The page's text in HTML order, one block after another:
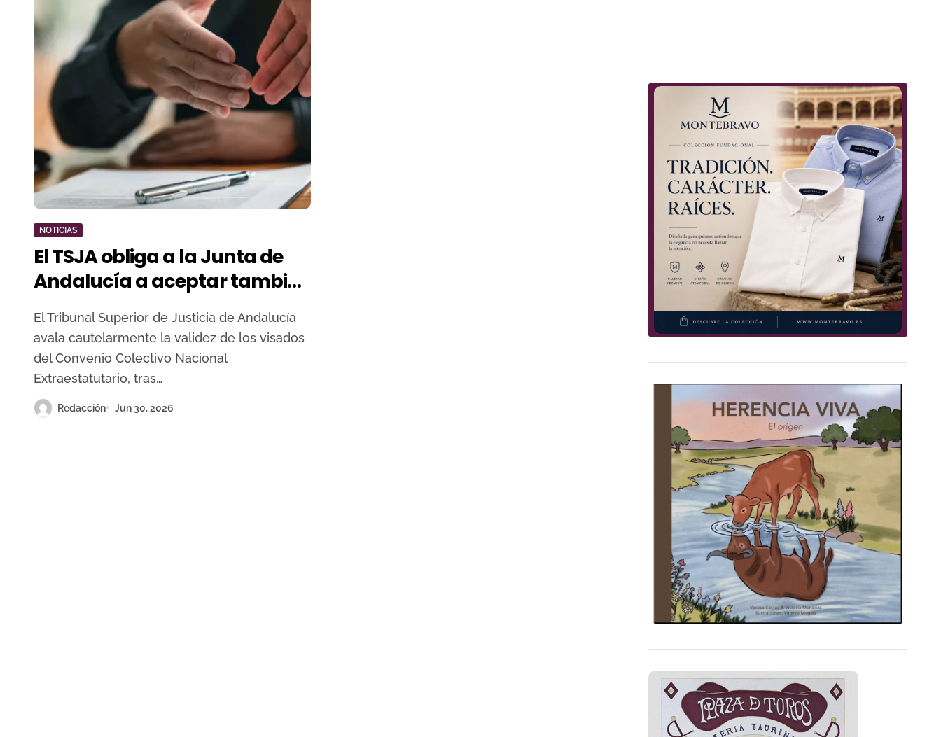
NOTICIAS
El TSJA obliga a la Junta de
Andalucía a aceptar también
los visados del convenio
extraestatutario taurino
El Tribunal Superior de Justicia de Andalucía
avala cautelarmente la validez de los visados
del Convenio Colectivo Nacional
Extraestatutario, tras…
Redacción Jun 30, 2026